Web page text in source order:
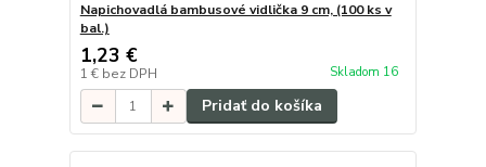
Napichovadlá bambusové vidlička 9 cm, (100 ks v
bal.)
1,23 €
1 € bez DPH Skladom 16
Pridať do košíka